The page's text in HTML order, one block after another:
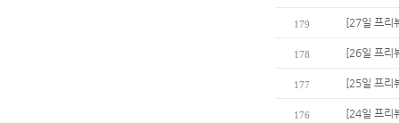
179 [27일 프리
178 [26일 프리
177 [25일 프리
176 [24일 프리